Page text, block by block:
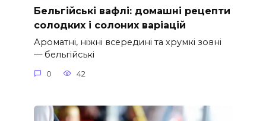
Бельгійські вафлі: домашні рецепти
солодких і солоних варіацій
Ароматні, ніжні всередині та хрумкі зовні
— бельгійські
0 42